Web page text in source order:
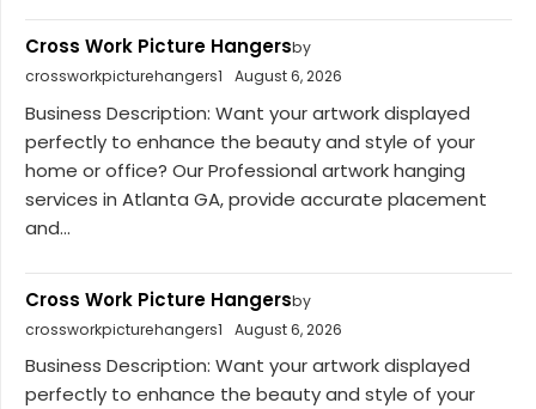
Cross Work Picture Hangersby
crossworkpicturehangers1
August 6, 2026
Business Description: Want your artwork displayed
perfectly to enhance the beauty and style of your
home or office? Our Professional artwork hanging
services in Atlanta GA, provide accurate placement
and...
Cross Work Picture Hangersby
crossworkpicturehangers1
August 6, 2026
Business Description: Want your artwork displayed
perfectly to enhance the beauty and style of your